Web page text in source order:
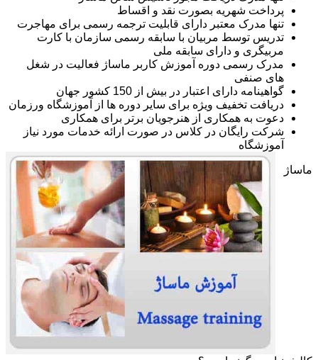
پرداخت شهریه بصورت نقد و اقساط
تنها مدرک معتبر دارای قابلیت ترجمه رسمی برای مهاجرت
تدریس توسط مربیان با سابقه رسمی سازمان با کارت
مربیگری و دارای سابقه ملی
مدرک رسمی دوره آموزش کاربر ماساژ فعالیت در شغل
های صنفی
گواهینامه دارای اعتبار در بیش از 150 کشور جهان
دریافت تخفیف ویژه برای سایر دوره ها از آموزشگاه ورزمان
دعوت به همکاری از هنرجویان برتر برای همکاری
شرکت رایگان در کلاس در صورت ارائه خدمات مورد نیاز
آموزشگاه
ماساژ